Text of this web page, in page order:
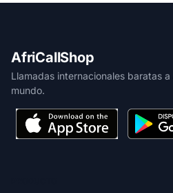
AfriCallShop
Llamadas internacionales baratas
mundo.